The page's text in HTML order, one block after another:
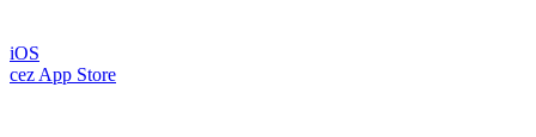
iOS
cez App Store